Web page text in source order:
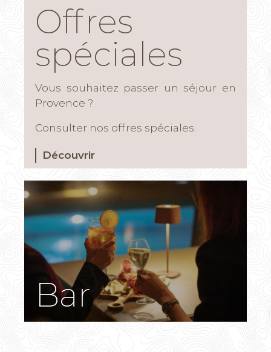
Offres
spéciales
Vous souhaitez passer un séjour en
Provence ?
Consulter nos offres spéciales.
Découvrir
Bar